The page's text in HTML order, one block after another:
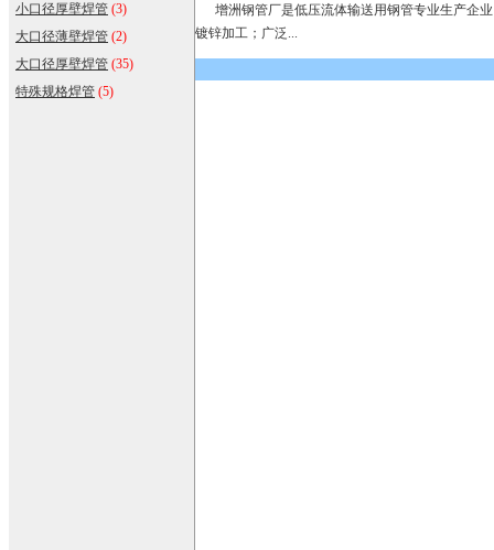
小口径厚壁焊管 (3)
大口径薄壁焊管 (2)
大口径厚壁焊管 (35)
特殊规格焊管 (5)
增洲钢管厂是低压流体输送用钢管专业生产企
镀锌加工；广泛...